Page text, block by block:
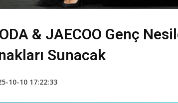
& JAECOO Genç
Sunacak
10-10 17:22:33